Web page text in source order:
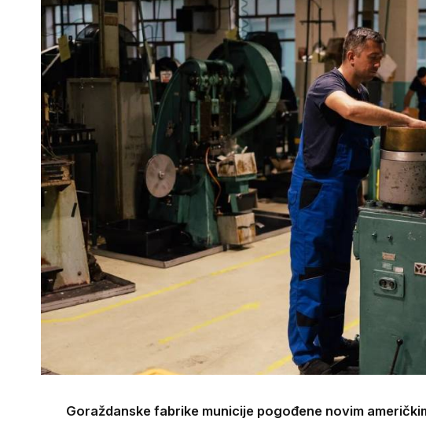
Goraždanske fabrike municije pogođene novim